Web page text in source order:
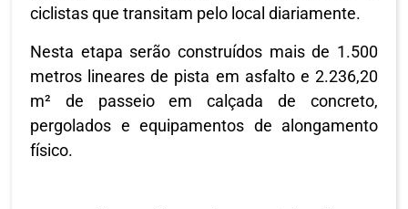
ciclistas que transitam pelo local diariamente.
Nesta etapa serão construídos mais de 1.500
metros lineares de pista em asfalto e 2.236,20
m² de passeio em calçada de concreto,
pergolados e equipamentos de alongamento
físico.